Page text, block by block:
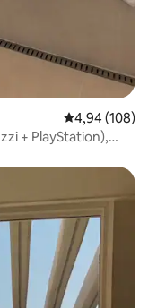
4,94 de uma
4,94 (108)
+ PlayStation),